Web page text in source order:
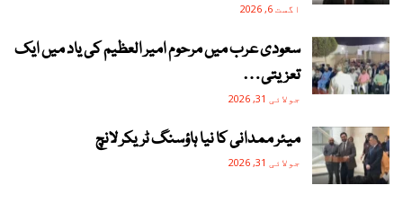
اگست 6, 2026
سعودی عرب میں مرحوم امیر العظیم کی یاد میں ایک
تعزیتی…
جولائی 31, 2026
میئر ممدانی کا نیا ہاؤسنگ ٹریکر لانچ
جولائی 31, 2026